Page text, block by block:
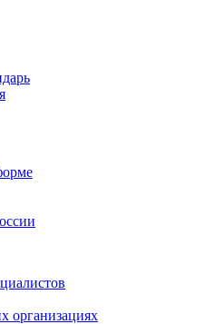
организациях